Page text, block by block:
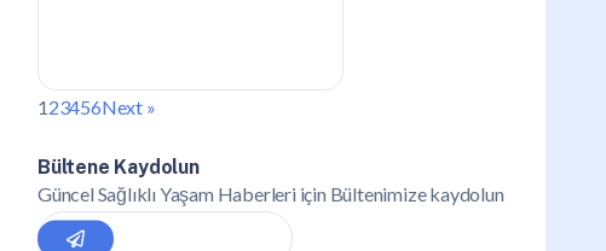
123456Next »
Bültene Kaydolun
Güncel Sağlıklı Yaşam Haberleri için Bültenimize kaydolun